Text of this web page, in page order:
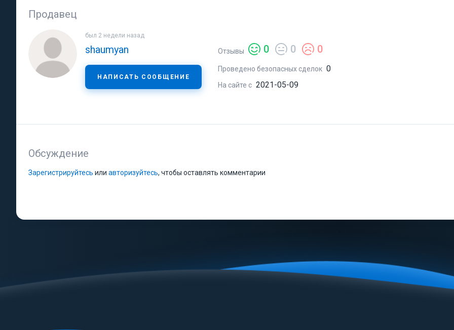
Продавец
был 2 недели назад
shaumyan
НАПИСАТЬ СООБЩЕНИЕ
Отзывы 0 0 0
Проведено безопасных сделок 0
На сайте с 2021-05-09
Обсуждение
Зарегистрируйтесь или авторизуйтесь, чтобы оставлять комментарии